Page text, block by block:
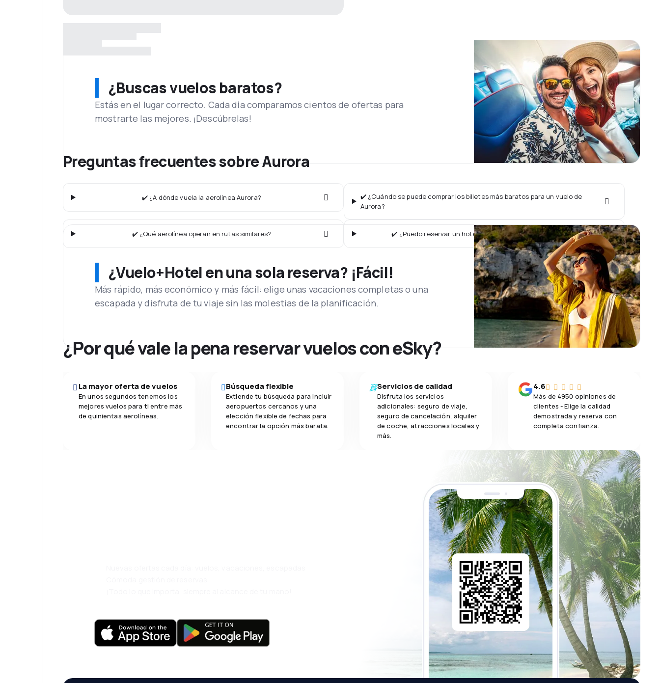
¿Buscas vuelos baratos?
Estás en el lugar correcto. Cada día comparamos cientos de ofertas para
mostrarte las mejores. ¡Descúbrelas!
Preguntas frecuentes sobre Aurora
✔️ ¿A dónde vuela la aerolínea Aurora?
✔️ ¿Cuándo se puede comprar los billetes más baratos para un vuelo de
Aurora?
✔️ ¿Qué aerolínea operan en rutas similares? ✔️ ¿Puedo reservar un hotel junto con un vuelo de Aurora?
¿Vuelo+Hotel en una sola reserva? ¡Fácil!
Más rápido, más económico y más fácil: elige unas vacaciones completas o una
escapada y disfruta de tu viaje sin las molestias de la planificación.
¿Por qué vale la pena reservar vuelos con eSky?
La mayor oferta de vuelos
En unos segundos tenemos los
mejores vuelos para ti entre más
de quinientas aerolíneas.
Búsqueda flexible
Extiende tu búsqueda para incluir
aeropuertos cercanos y una
elección flexible de fechas para
encontrar la opción más barata.
Servicios de calidad
Disfruta los servicios
adicionales: seguro de viaje,
seguro de cancelación, alquiler
de coche, atracciones locales y
más.
4.6
Más de 4950 opiniones de
clientes - Elige la calidad
demostrada y reserva con
completa confianza.